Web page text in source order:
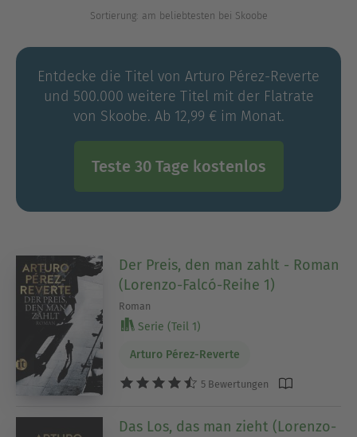
er Mitglied der Real Academia Española.
Sortierung: am beliebtesten bei Skoobe
Entdecke die Titel von Arturo Pérez-Reverte
und 500.000 weitere Titel mit der Flatrate
von Skoobe. Ab 12,99 € im Monat.
Teste 30 Tage kostenlos
Der Preis, den man zahlt - Roman
(Lorenzo-Falcó-Reihe 1)
Roman
Serie (Teil 1)
Arturo Pérez-Reverte
5 Bewertungen
Das Los, das man zieht (Lorenzo-